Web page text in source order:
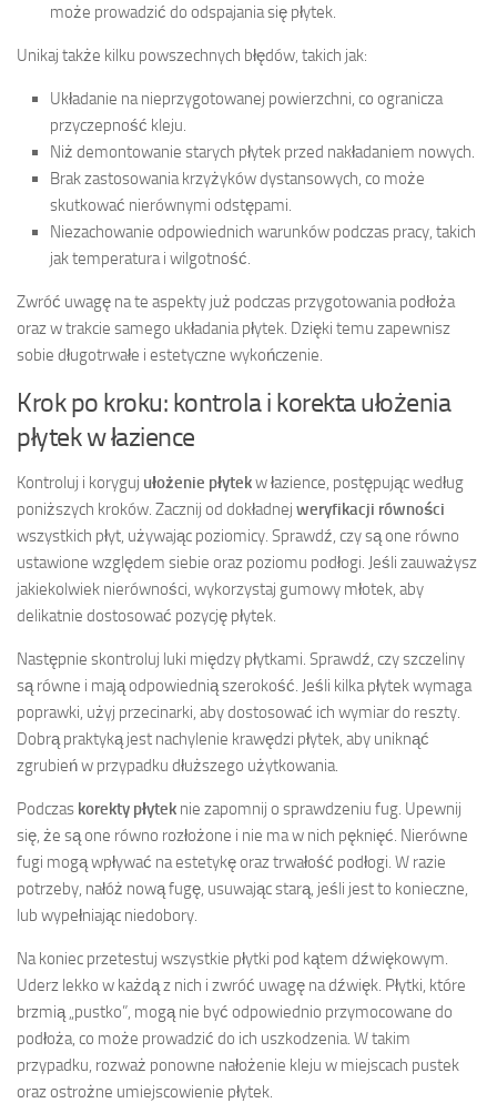
może prowadzić do odspajania się płytek.
Unikaj także kilku powszechnych błędów, takich jak:
Układanie na nieprzygotowanej powierzchni, co ogranicza
przyczepność kleju.
Niż demontowanie starych płytek przed nakładaniem nowych.
Brak zastosowania krzyżyków dystansowych, co może
skutkować nierównymi odstępami.
Niezachowanie odpowiednich warunków podczas pracy, takich
jak temperatura i wilgotność.
Zwróć uwagę na te aspekty już podczas przygotowania podłoża
oraz w trakcie samego układania płytek. Dzięki temu zapewnisz
sobie długotrwałe i estetyczne wykończenie.
Krok po kroku: kontrola i korekta ułożenia
płytek w łazience
Kontroluj i koryguj ułożenie płytekw łazience, postępując według
poniższych kroków. Zacznij od dokładnej weryfikacji równości
wszystkich płyt, używając poziomicy. Sprawdź, czy są one równo
ustawione względem siebie oraz poziomu podłogi. Jeśli zauważysz
jakiekolwiek nierówności, wykorzystaj gumowy młotek, aby
delikatnie dostosować pozycję płytek.
Następnie skontroluj luki między płytkami. Sprawdź, czy szczeliny
są równe i mają odpowiednią szerokość. Jeśli kilka płytek wymaga
poprawki, użyj przecinarki, aby dostosować ich wymiar do reszty.
Dobrą praktyką jest nachylenie krawędzi płytek, aby uniknąć
zgrubień w przypadku dłuższego użytkowania.
Podczas korekty płytek nie zapomnij o sprawdzeniu fug. Upewnij
się, że są one równo rozłożone i nie ma w nich pęknięć. Nierówne
fugi mogą wpływać na estetykę oraz trwałość podłogi. W razie
potrzeby, nałóż nową fugę, usuwając starą, jeśli jest to konieczne,
lub wypełniając niedobory.
Na koniec przetestuj wszystkie płytki pod kątem dźwiękowym.
Uderz lekko w każdą z nich i zwróć uwagę na dźwięk. Płytki, które
brzmią „pustko”, mogą nie być odpowiednio przymocowane do
podłoża, co może prowadzić do ich uszkodzenia. W takim
przypadku, rozważ ponowne nałożenie kleju w miejscach pustek
oraz ostrożne umiejscowienie płytek.